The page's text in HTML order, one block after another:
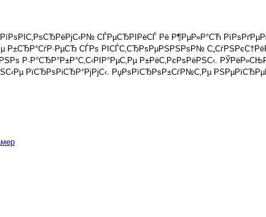
СЃРµСЂРІРёСЃ Рё Р¶РµР»Р°СЋ
Р±СЂР°СѓР·РµСЂ СЃРѕ РІСЃС‚СЂРѕРµРЅРЅРѕР№
Р·Р°СЂР°Р±Р°С‚С‹РІР°РµС‚Рµ Р±РёС‚РєРѕРёРЅС‹.
РїСЂРѕРіСЂР°РјРјС‹. РџРѕРїСЂРѕР±СѓР№С‚Рµ